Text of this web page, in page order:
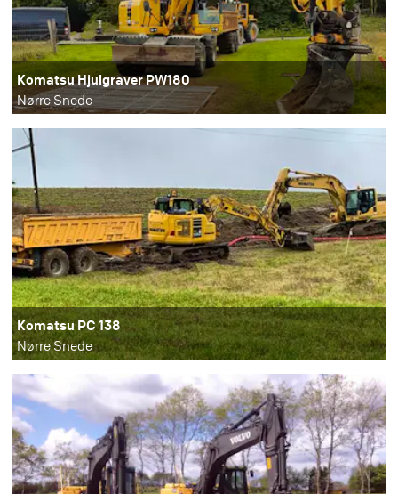
Komatsu Hjulgraver PW180
Nørre Snede
Komatsu PC 138
Nørre Snede